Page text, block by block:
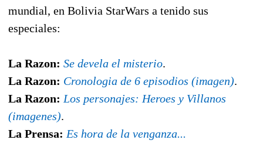
mundial, en Bolivia StarWars a tenido sus
especiales:
La Razon: Se devela el misterio.
La Razon: Cronologia de 6 episodios (imagen).
La Razon: Los personajes: Heroes y Villanos
(imagenes).
La Prensa: Es hora de la venganza...